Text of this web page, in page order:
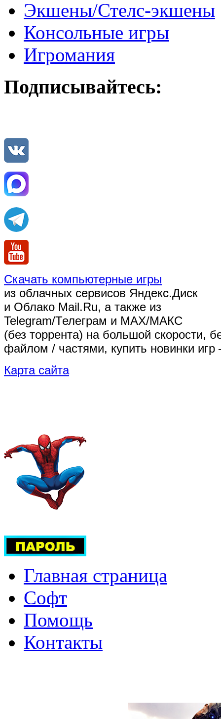
Экшены/Стелс-экшены
Консольные игры
Игромания
Подписывайтесь:
Скачать компьютерные игры
из облачных сервисов Яндекс.Диск
и Облако Mail.Ru, а также из
Telegram/Телеграм и MAX/МАКС
(без торрента) на большой скорости,
файлом / частями, купить новинки
Карта сайта
Главная страница
Софт
Помощь
Контакты